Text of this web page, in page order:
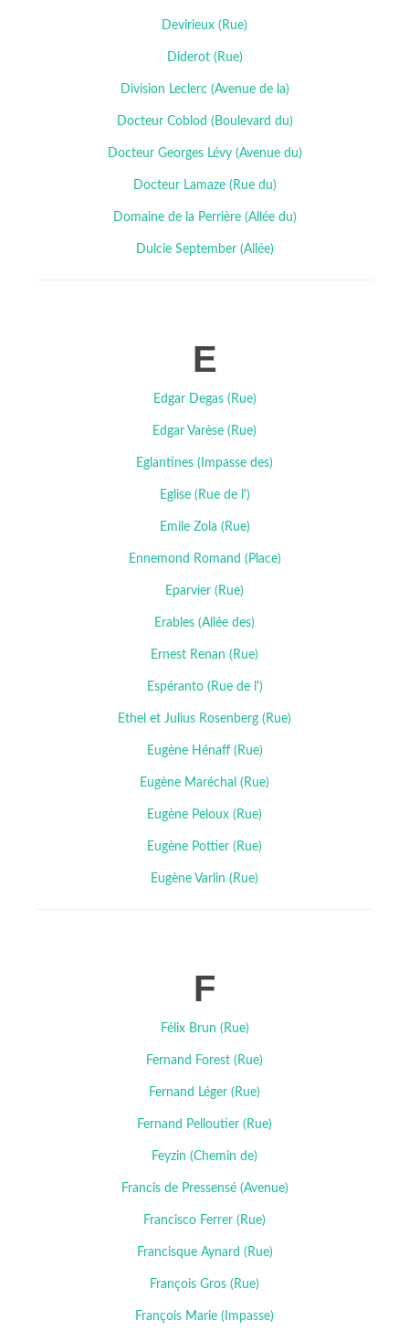
Devirieux (Rue)
Diderot (Rue)
Division Leclerc (Avenue de la)
Docteur Coblod (Boulevard du)
Docteur Georges Lévy (Avenue du)
Docteur Lamaze (Rue du)
Domaine de la Perrière (Allée du)
Dulcie September (Allée)
E
Edgar Degas (Rue)
Edgar Varèse (Rue)
Eglantines (Impasse des)
Eglise (Rue de l')
Emile Zola (Rue)
Ennemond Romand (Place)
Eparvier (Rue)
Erables (Allée des)
Ernest Renan (Rue)
Espéranto (Rue de l')
Ethel et Julius Rosenberg (Rue)
Eugène Hénaff (Rue)
Eugène Maréchal (Rue)
Eugène Peloux (Rue)
Eugène Pottier (Rue)
Eugène Varlin (Rue)
F
Félix Brun (Rue)
Fernand Forest (Rue)
Fernand Léger (Rue)
Fernand Pelloutier (Rue)
Feyzin (Chemin de)
Francis de Pressensé (Avenue)
Francisco Ferrer (Rue)
Francisque Aynard (Rue)
François Gros (Rue)
François Marie (Impasse)